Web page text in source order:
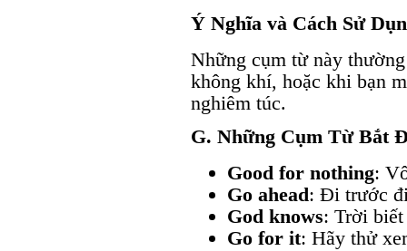
Ý Nghĩa và Cách Sử
Những cụm từ này
không khí, hoặc khi bạn
nghiêm túc.
G. Những Cụm Từ Bắt
Good for nothing:
Go ahead: Đi trước
God knows: Trời biết
Go for it: Hãy thử